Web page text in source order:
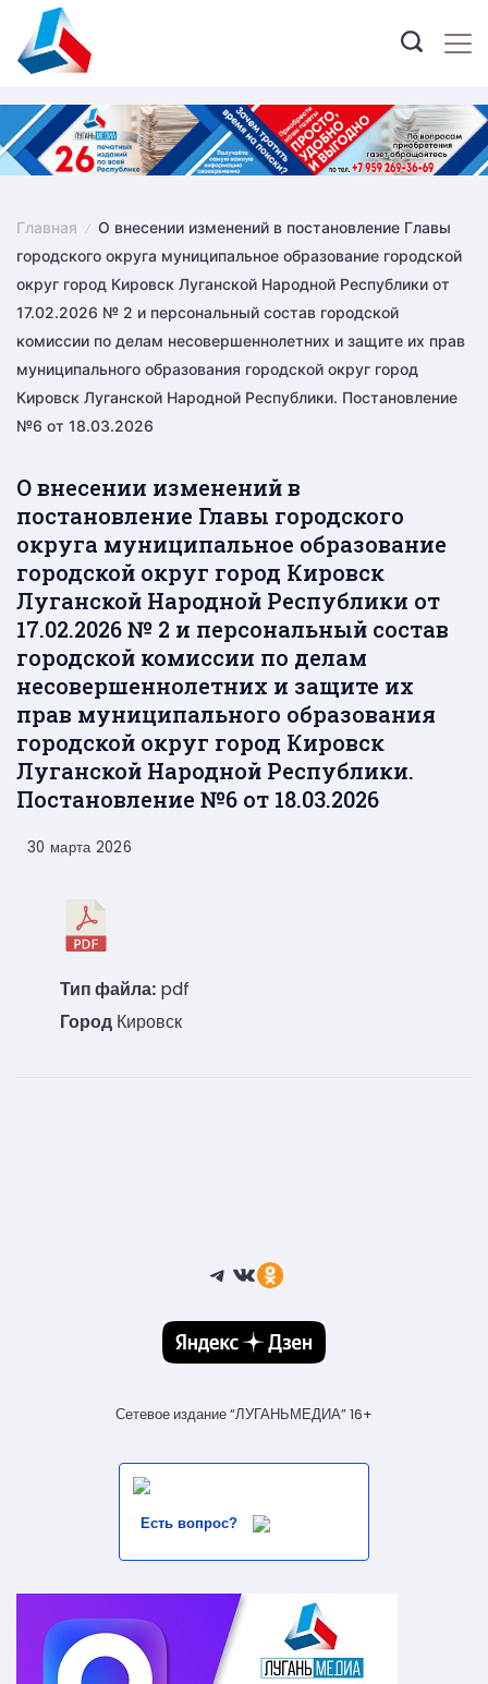
content
Главная
О внесении изменений в постановление Главы
городского округа муниципальное образование городской
округ город Кировск Луганской Народной Республики от
17.02.2026 № 2 и персональный состав городской
комиссии по делам несовершеннолетних и защите их прав
муниципального образования городской округ город
Кировск Луганской Народной Республики. Постановление
№6 от 18.03.2026
О внесении изменений в
постановление Главы городского
округа муниципальное образование
городской округ город Кировск
Луганской Народной Республики от
17.02.2026 № 2 и персональный состав
городской комиссии по делам
несовершеннолетних и защите их
прав муниципального образования
городской округ город Кировск
Луганской Народной Республики.
Постановление №6 от 18.03.2026
30 марта 2026
Тип файла: pdf
Город Кировск
Telegram
ВКонтакте
Ссылка
Сетевое издание “ЛУГАНЬМЕДИА” 16+
Есть вопрос?